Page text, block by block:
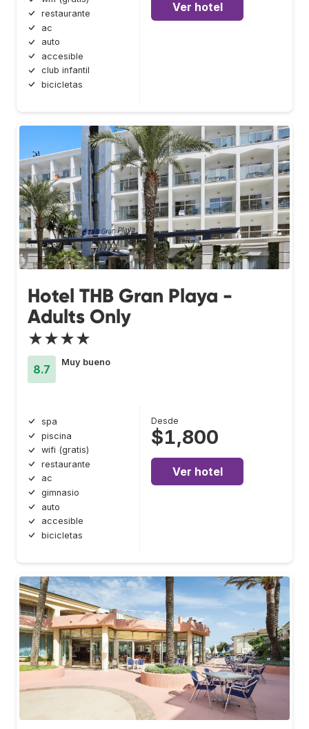
restaurante
ac
auto
accesible
club infantil
bicicletas
Ver hotel
Hotel THB Gran Playa -
Adults Only
★★★★
8.7
Muy bueno
spa
piscina
wifi (gratis)
restaurante
ac
gimnasio
auto
accesible
bicicletas
Desde
$1,800
Ver hotel